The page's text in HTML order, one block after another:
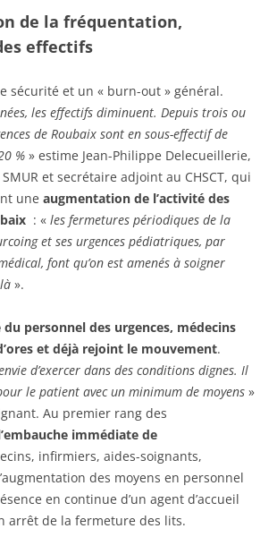
de la fréquentation,
effectifs
sécurité et un « burn-out » général.
les effectifs diminuent. Depuis trois ou
de Roubaix sont en sous-effectif de
% » estime Jean-Philippe Delecueillerie,
et secrétaire adjoint au CHSCT, qui
une augmentation de l’activité des
: « les fermetures périodiques de la
et ses urgences pédiatriques, par
font qu’on est amenés à soigner
».
personnel des urgences, médecins
et déjà rejoint le mouvement.
d’exercer dans des conditions dignes. Il
le patient avec un minimum de moyens »
Au premier rang des
immédiate de
infirmiers, aides-soignants,
des moyens en personnel
en continue d’un agent d’accueil
arrêt de la fermeture des lits.